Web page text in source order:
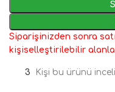
Siparişinizden sonra
kişiselleştirilebilir
3 Kişi bu ürünü